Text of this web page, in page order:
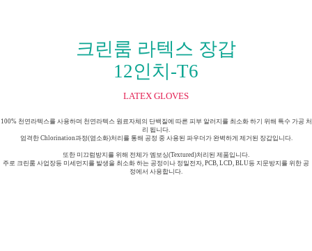
크린룸 라텍스 장갑
12인치-T6
LATEX GLOVES
100% 천연라텍스를 사용하며 천연라텍스 원료자체의 단백질에 따른 피부 알러지를 최소화 하기 위해 특수 가공 처
리 됩니다.
엄격한 Chlorination과정(염소화)처리를 통해 공정 중 사용된 파우더가 완벽하게 제거된 장갑입니다.
또한 미끄럼방지를 위해 전체가 엠보싱(Textured)처리된 제품입니다.
주로 크린룸 사업장등 미세먼지를 발생을 최소화 하는 공정이나 정밀전자, PCB, LCD, BLU등 지문방지를 위한 공
정에서 사용합니다.